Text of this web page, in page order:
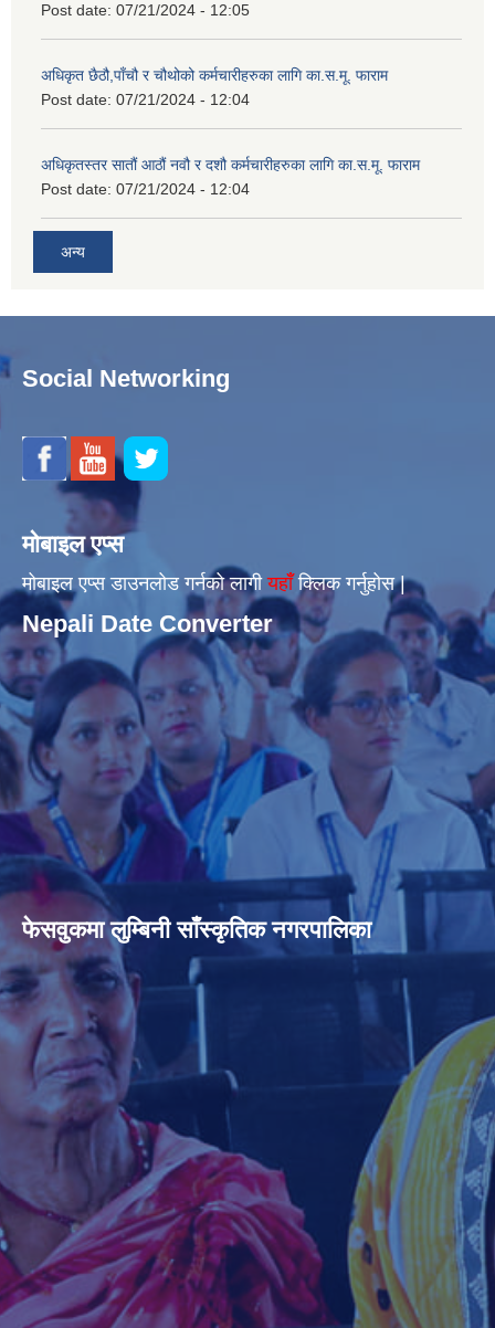
Post date: 07/21/2024 - 12:05
अधिकृत छैठौ,पाँचौ र चौथोको कर्मचारीहरुका लागि का.स.मू. फाराम
Post date: 07/21/2024 - 12:04
अधिकृतस्तर सातौं आठौं नवौ र दशौ कर्मचारीहरुका लागि का.स.मू. फाराम
Post date: 07/21/2024 - 12:04
अन्य
Social Networking
मोबाइल एप्स
मोबाइल एप्स डाउनलोड गर्नको लागीयहाँँक्लिक गर्नुहोस |
Nepali Date Converter
फेसवुकमा लुम्बिनी साँस्कृतिक नगरपालिका